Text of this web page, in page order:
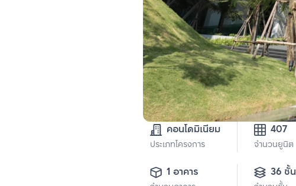
คอนโดมิเนียม
ประเภทโครงการ
407
จำนวนยูนิต
1 อาคาร 36 ชั้น